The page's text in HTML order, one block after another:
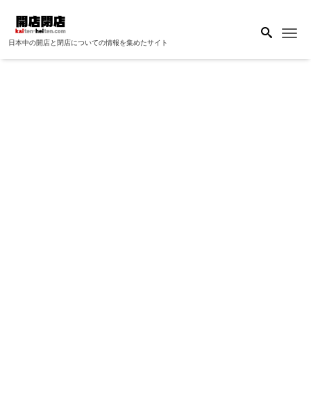
日本中の開店と閉店についての情報を集めたサイト